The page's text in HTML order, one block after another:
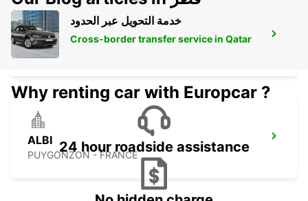
CASTRES AEROPORT
LABRUGUIERE - FRANCE
ALBI
PUYGONZON - FRANCE
خدمة التحويل عبر الحدود
Cross-border transfer service in Qatar
Why renting car with Europcar ?
24 hour roadside assistance